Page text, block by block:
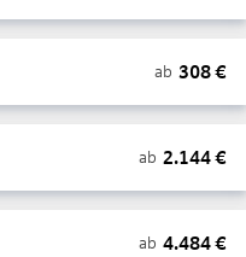
ab 308€
ab 2.144€
ab 4.484€